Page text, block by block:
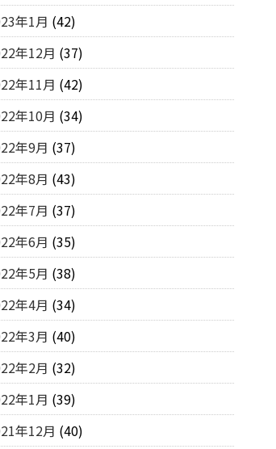
年1月 (42)
年12月 (37)
年11月 (42)
年10月 (34)
年9月 (37)
年8月 (43)
年7月 (37)
年6月 (35)
年5月 (38)
年4月 (34)
年3月 (40)
年2月 (32)
年1月 (39)
年12月 (40)